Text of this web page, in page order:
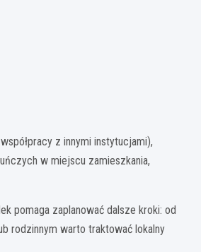
z innymi instytucjami),
w miejscu zamieszkania,
pomaga zaplanować dalsze kroki: od
rodzinnym warto traktować lokalny